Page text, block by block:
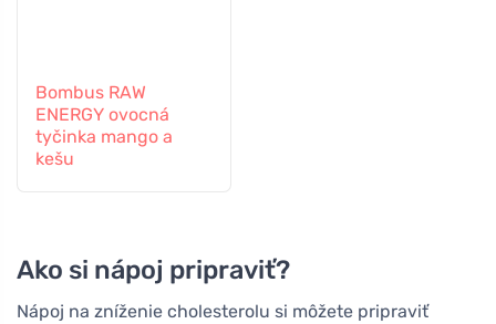
Bombus RAW
ENERGY ovocná
tyčinka mango a
kešu
Ako si nápoj pripraviť?
Nápoj na zníženie cholesterolu si môžete pripraviť